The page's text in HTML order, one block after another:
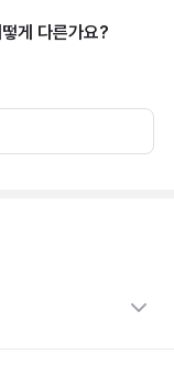
게 다른가요?